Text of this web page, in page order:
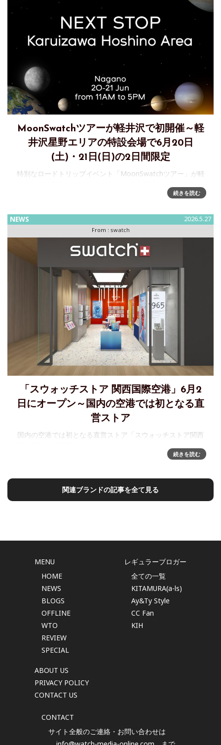
MoonSwatchツアーが軽井沢で初開催～軽
井沢星野エリアの特設会場で6月20日
(土)・21日(日)の2日間限定
特別なロードトリップイベント「MoonSwatchツアー」が軽
ョンにより誕生した「Bioceramic MoonSwatch」コレクショ
続きを読む
NEWS 2026.5.27
From : swatch
「スウォッチストア 関西国際空港」6月2
日にオープン～国内の空港では初となる直
営ストア
国内の空港では初となる直営ストア「スウォッチストア関西
ー「Swatch」が、6月2日(火)、関西国際空港の国際線エリア
オ
続きを読む
関連ブランドの記事を全て見る
MENU
HOME
NEWS
BLOGS
OFFLINE
WTO
REVIEW
SPECIAL
ABOUT US
PRIVACY POLICY
CONTACT US
レギュラーブロガー
全ての一覧
KITAMURA(a-ls)
Ay&Ty Style
CC Fan
KIH
CONTACT
サイト全般のご連絡・お問い合わせは